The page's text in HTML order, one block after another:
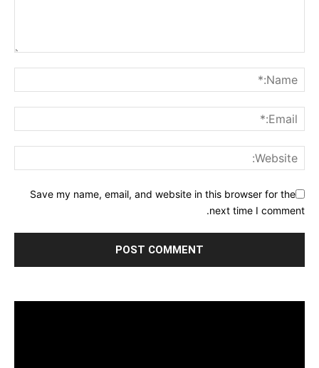
Save my name, email, and website in this browser for the
next time I comment.